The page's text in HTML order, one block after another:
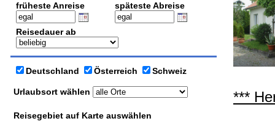
früheste Anreise späteste Abreise
Reisedauer ab
Urlaubsort wählen
Deutschland Österreich Schweiz
Reisegebiet auf Karte auswählen
***